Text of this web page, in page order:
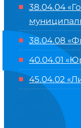
38.04.04
38.04.08
40.04.01
45.04.02